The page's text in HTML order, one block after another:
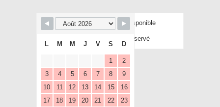
Disponible
Réservé
L M M J V S D
1
2
3
4 5 6 7 8
9
10
11 12 13 14 15
16
17
18 19 20 21 22
23